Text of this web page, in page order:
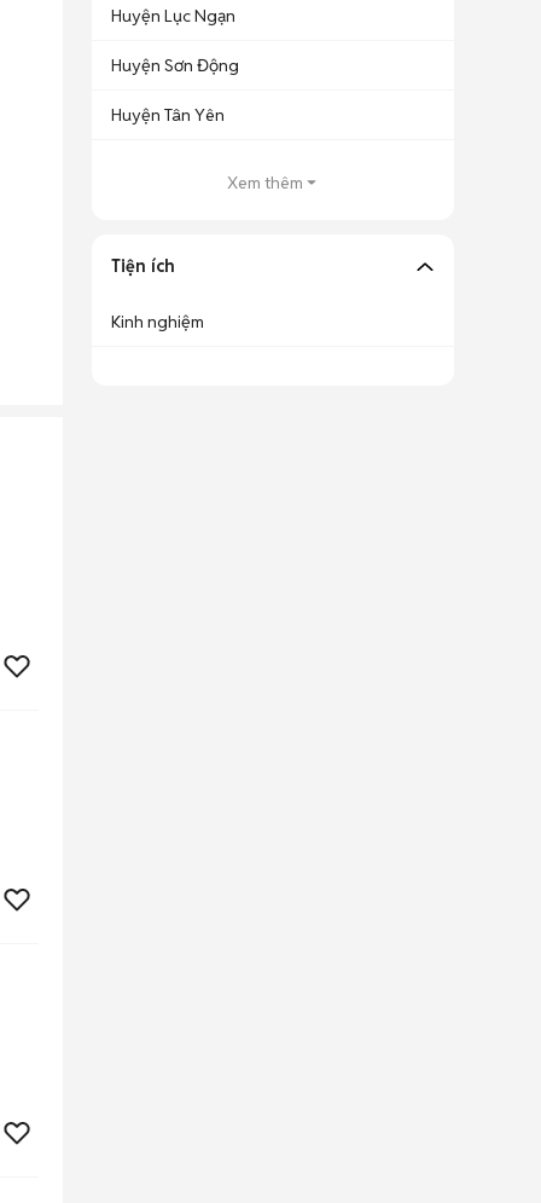
Huyện Lục Ngạn
Huyện Sơn Động
Huyện Tân Yên
Xem thêm
Tiện ích
Kinh nghiệm